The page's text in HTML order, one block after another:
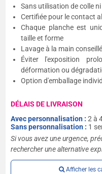
Sans utilisation de colle
Certifiée pour le contact
Chaque planche est
taille et forme
Lavage à la main conseillé
Éviter l'exposition
déformation ou
Option d'emballage
DÉLAIS DE LIVRAISON
Avec personnalisation :2 à
Sans personnalisation : 1
Si vous avez une urgence,
rechercher une alternative
Afficher les